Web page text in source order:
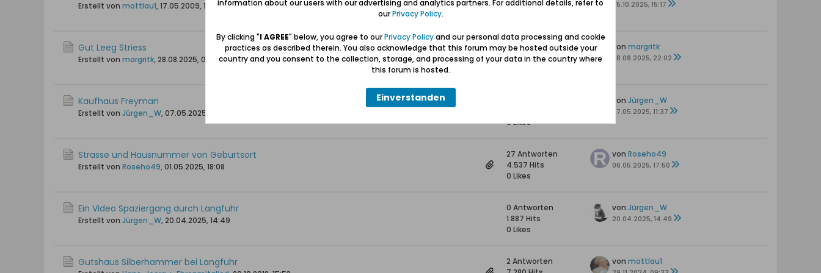
Erstellt von mottlau1, 17.05.2009, 16:21
20.536 Hits
25.10.2025, 15:17
Gut Leeg Striess
Erstellt von margritk, 28.08.2025, 04:54
3 Antworten
2.272 Hits
von margritk
28.08.2025, 22:02
Kaufhaus Freyman
Erstellt von Jürgen_W, 07.05.2025, 11:37
0 Likes
von Jürgen_W
07.05.2025, 11:37
Strasse und Hausnummer von Geburtsort
Erstellt von Roseho49, 01.05.2025, 18:08
27 Antworten
4.537 Hits
0 Likes
von Roseho49
06.05.2025, 17:50
Ein Video Spaziergang durch Langfuhr
Erstellt von Jürgen_W, 20.04.2025, 14:49
0 Antworten
1.887 Hits
0 Likes
von Jürgen_W
20.04.2025, 14:49
Gutshaus Silberhammer bei Langfuhr
2 Antworten
von mottlau1
information about our users with our advertising and analytics partners. For additional details, refer to
ourPrivacy Policy.
By clicking "I AGREE" below, you agree to ourPrivacy Policyand our personal data processing and cookie
practices as described therein. You also acknowledge that this forum may be hosted outside your
country and you consent to the collection, storage, and processing of your data in the country where
this forum is hosted.
Einverstanden